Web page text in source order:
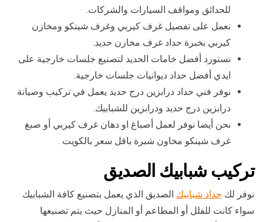
للحدائق ومواقف السيارات والشركات.
نعمل على تفصيل غرف كيربي وغرف شينكو ومخازن
كيربي بخبرة حداد غرف مخازن حديد.
نستورد أفضل خامات الحديد لتصنيع جلسات خارجية على
ايدي أفضل حداد ديوانيات جلسات خارجية.
نوفر فني حداد درابزين درج حديد يعمل في تركيب وصيانة
درابزين درج حديد ودرابزين للشبابيك.
نحن أيضا نوفر لعمل أصباغ او دهان غرف كيربي أو صبغ
غرف شينكو مخاون شبرة باقل سعر بالكويت .
تركيب شبابيك الصديق
نوفر لك حداد شبابيك الصديق الذي يعمل بتصنيع كافة الشبابيك
سواء كانت للفلل أو المطاعم أو المنازل حيث يتم تصنيعها